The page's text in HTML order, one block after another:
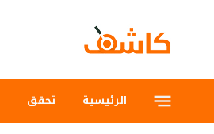
الرئيسية تحقق